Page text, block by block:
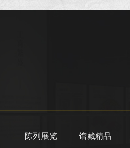
陈列展览 馆藏精品